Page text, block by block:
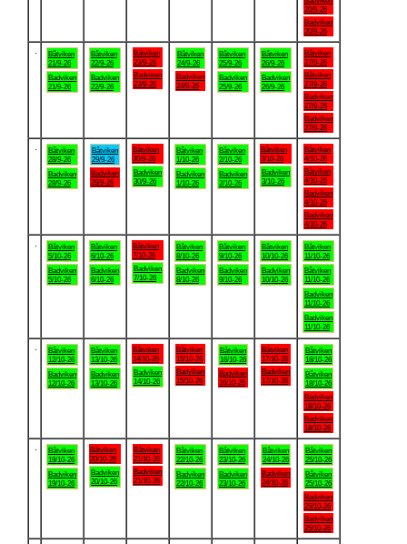
20/9-26
Badviken
20/9-26
Båtviken
21/9-26
Badviken
21/9-26
Båtviken
22/9-26
Badviken
22/9-26
Båtviken
23/9-26
Badviken
23/9-26
Båtviken
24/9-26
Badviken
24/9-26
Båtviken
25/9-26
Badviken
25/9-26
Båtviken
26/9-26
Badviken
26/9-26
Båtviken
27/9-26
Båtviken
27/9-26
Badviken
27/9-26
Badviken
27/9-26
Båtviken
28/9-26
Badviken
28/9-26
Båtviken
29/9-26
Badviken
29/9-26
Båtviken
30/9-26
Badviken
30/9-26
Båtviken
1/10-26
Badviken
1/10-26
Båtviken
2/10-26
Badviken
2/10-26
Båtviken
3/10-26
Badviken
3/10-26
Båtviken
4/10-26
Båtviken
4/10-26
Badviken
4/10-26
Badviken
4/10-26
Båtviken
5/10-26
Badviken
5/10-26
Båtviken
6/10-26
Badviken
6/10-26
Båtviken
7/10-26
Badviken
7/10-26
Båtviken
8/10-26
Badviken
8/10-26
Båtviken
9/10-26
Badviken
9/10-26
Båtviken
10/10-26
Badviken
10/10-26
Båtviken
11/10-26
Båtviken
11/10-26
Badviken
11/10-26
Badviken
11/10-26
Båtviken
12/10-26
Badviken
12/10-26
Båtviken
13/10-26
Badviken
13/10-26
Båtviken
14/10-26
Badviken
14/10-26
Båtviken
15/10-26
Badviken
15/10-26
Båtviken
16/10-26
Badviken
16/10-26
Båtviken
17/10-26
Badviken
17/10-26
Båtviken
18/10-26
Båtviken
18/10-26
Badviken
18/10-26
Badviken
18/10-26
Båtviken
19/10-26
Badviken
19/10-26
Båtviken
20/10-26
Badviken
20/10-26
Båtviken
21/10-26
Badviken
21/10-26
Båtviken
22/10-26
Badviken
22/10-26
Båtviken
23/10-26
Badviken
23/10-26
Båtviken
24/10-26
Badviken
24/10-26
Båtviken
25/10-26
Båtviken
25/10-26
Badviken
25/10-26
Badviken
25/10-26